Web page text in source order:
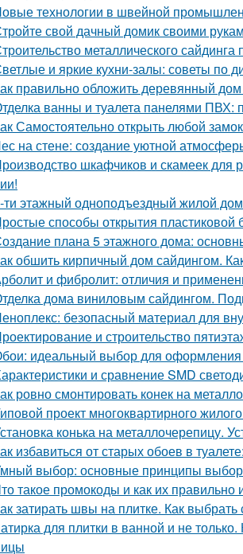
технологии в швейной
свой дачный домик своими
металлического
и яркие кухни-залы: советы по
правильно обложить деревянный
ванны и туалета панелями ПВХ:
Самостоятельно открыть любой
на стене: создание уютной
шкафчиков и скамеек
ти этажный одноподъездный жилой
способы открытия пластиковой
плана 5 этажного дома:
обшить кирпичный дом сайдингом.
и фибролит: отличия и
дома виниловым сайдингом.
безопасный материал для
и строительство
идеальный выбор для оформления
и сравнение SMD
ровно смонтировать конек на
проект многоквартирного
конька на металлочерепицу.
избавиться от старых обоев в
выбор: основные принципы
такое промокоды и как их правильно
затирать швы на плитке. Как выбрать
для плитки в ванной и не